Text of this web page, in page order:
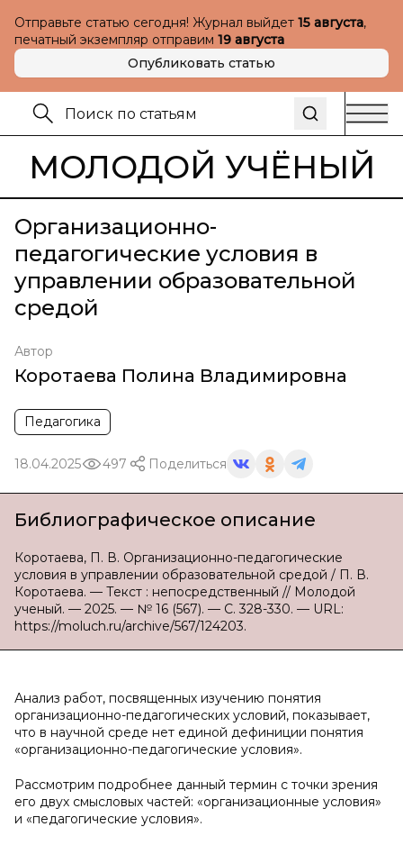
Отправьте статью сегодня! Журнал выйдет 15 августа,
печатный экземпляр отправим 19 августа
Опубликовать статью
МОЛОДОЙ УЧЁНЫЙ
Организационно-
педагогические условия в
управлении образовательной
средой
Автор
Коротаева Полина Владимировна
Педагогика
18.04.2025 497 Поделиться
Библиографическое описание
Коротаева, П. В. Организационно-педагогические
условия в управлении образовательной средой / П. В.
Коротаева. — Текст : непосредственный // Молодой
ученый. — 2025. — № 16 (567). — С. 328-330. — URL:
https://moluch.ru/archive/567/124203.
Анализ работ, посвященных изучению понятия
организационно-педагогических условий, показывает,
что в научной среде нет единой дефиниции понятия
«организационно-педагогические условия».
Рассмотрим подробнее данный термин с точки зрения
его двух смысловых частей: «организационные условия»
и «педагогические условия».